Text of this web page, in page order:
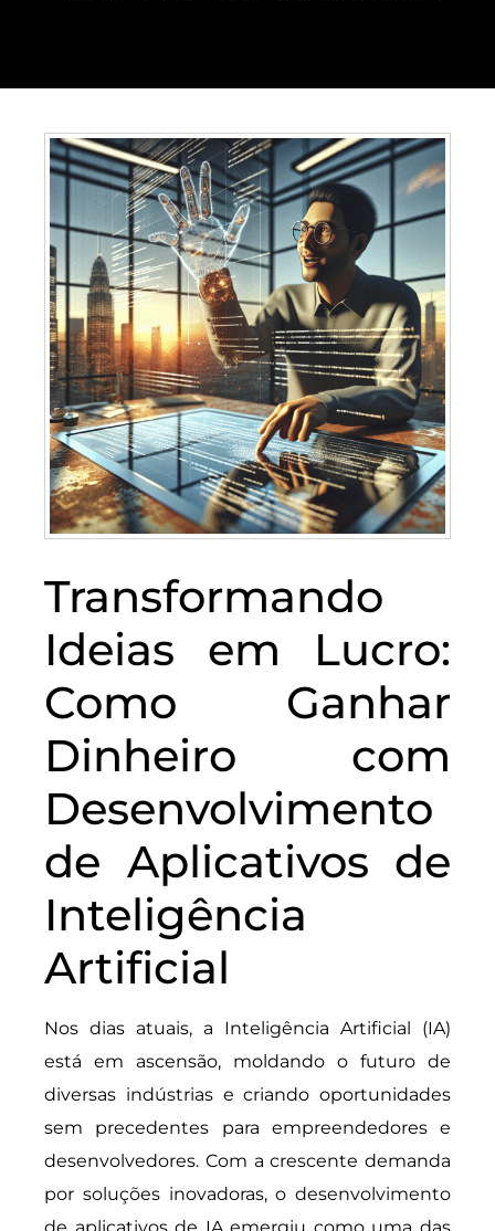
Transformando
Ideias em Lucro:
Como Ganhar
Dinheiro com
Desenvolvimento
de Aplicativos de
Inteligência
Artificial
Nos dias atuais, a Inteligência Artificial (IA)
está em ascensão, moldando o futuro de
diversas indústrias e criando oportunidades
sem precedentes para empreendedores e
desenvolvedores. Com a crescente demanda
por soluções inovadoras, o desenvolvimento